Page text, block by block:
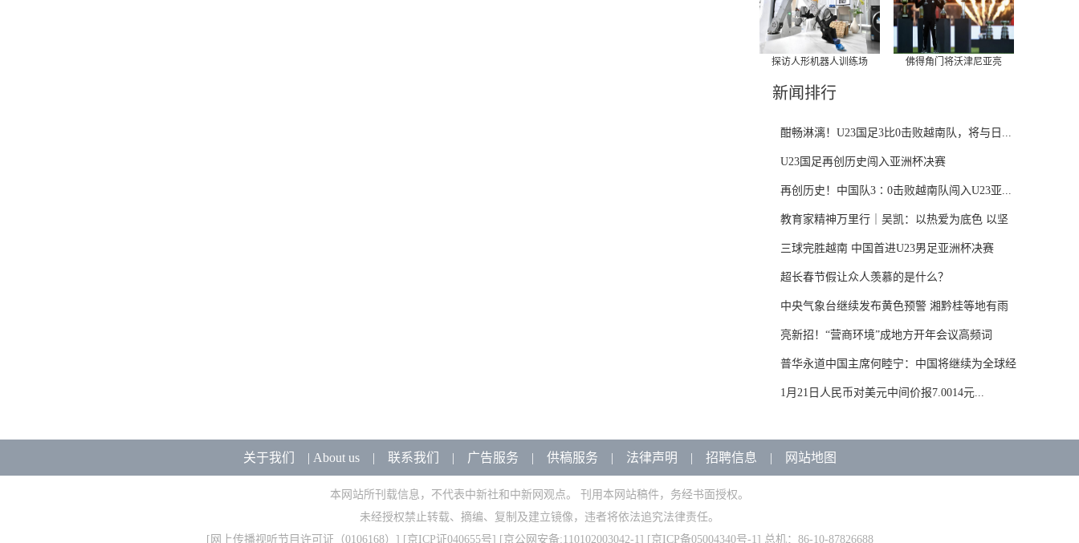
探访人形机器人训练场 佛得角门将沃津尼亚亮
新闻排行
酣畅淋漓！U23国足3比0击败越南队，将与日...
U23国足再创历史闯入亚洲杯决赛
再创历史！中国队3∶0击败越南队闯入U23亚...
教育家精神万里行｜吴凯：以热爱为底色 以坚
守...
三球完胜越南 中国首进U23男足亚洲杯决赛
超长春节假让众人羡慕的是什么？
中央气象台继续发布黄色预警 湘黔桂等地有雨
雪...
亮新招！“营商环境”成地方开年会议高频词
普华永道中国主席何睦宁：中国将继续为全球经
济...
1月21日人民币对美元中间价报7.0014元...
关于我们 | About us| 联系我们 | 广告服务 | 供稿服务 | 法律声明 | 招聘信息 | 网站地图
本网站所刊载信息，不代表中新社和中新网观点。 刊用本网站稿件，务经书面授权。
未经授权禁止转载、摘编、复制及建立镜像，违者将依法追究法律责任。
[ 网上传播视听节目许可证（0106168） ] [京ICP证040655号] [京公网安备:110102003042-1] [京ICP备05004340号-1] 总机：86-10-87826688